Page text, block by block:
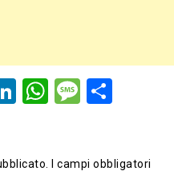
LinkedIn
WhatsApp
I campi obbligatori